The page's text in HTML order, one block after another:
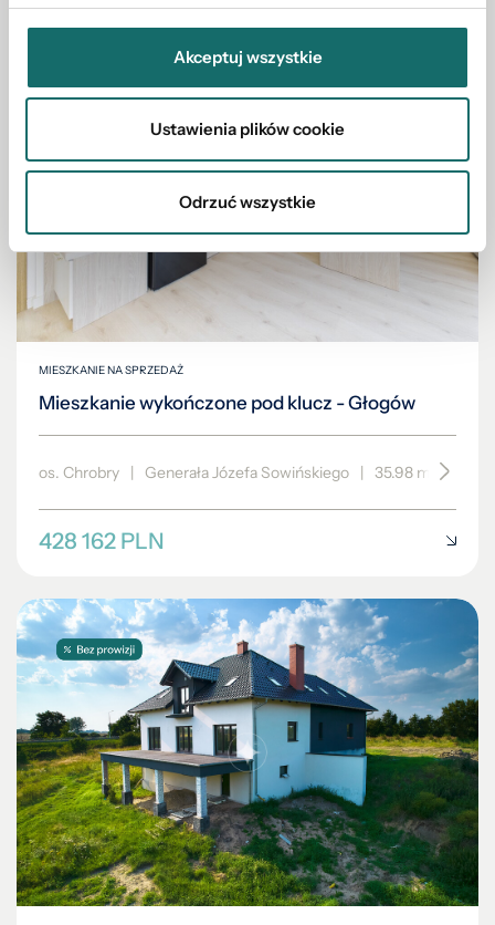
Akceptuj wszystkie
Ustawienia plików cookie
Odrzuć wszystkie
MIESZKANIE NA SPRZEDAŻ
Mieszkanie wykończone pod klucz - Głogów
os. Chrobry | Generała Józefa Sowińskiego | 35.98 m² |
428 162 PLN